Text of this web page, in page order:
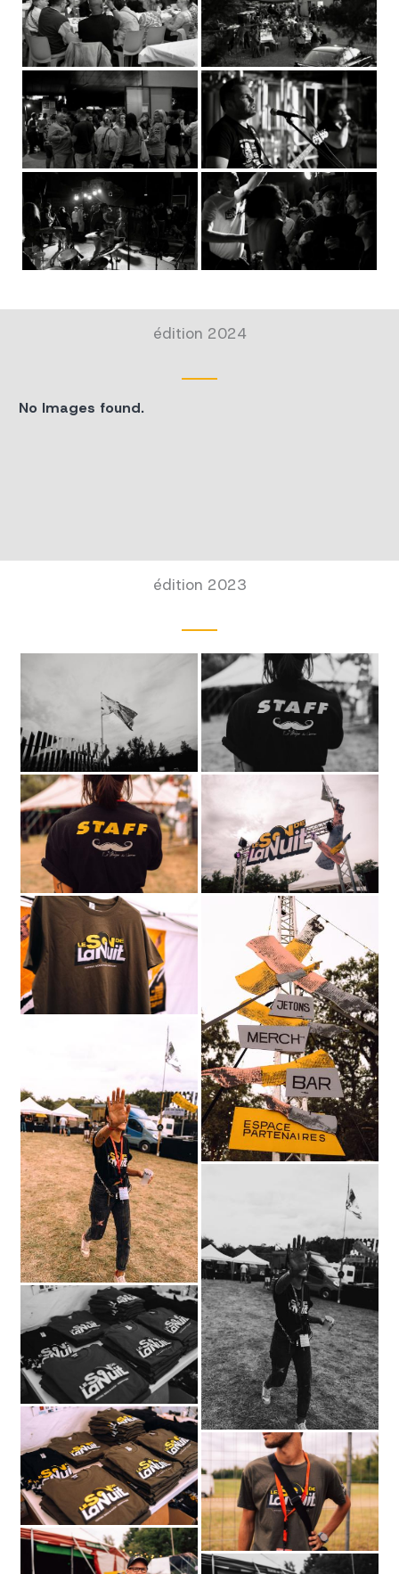
édition 2024
No Images found.
édition 2023